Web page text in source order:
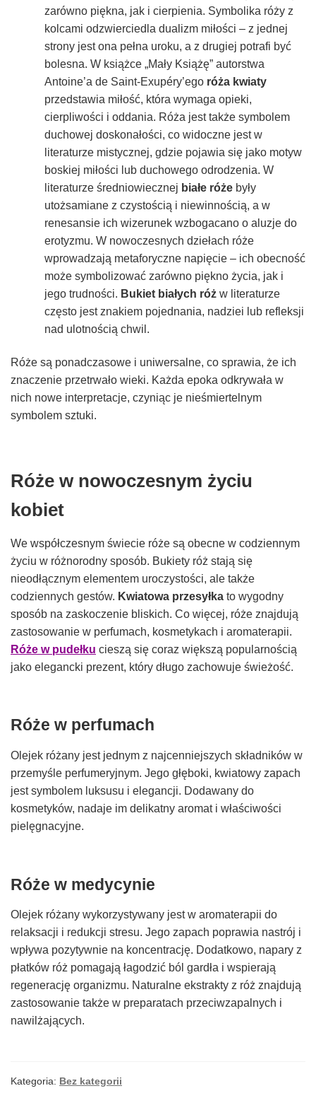
zarówno piękna, jak i cierpienia. Symbolika róży z
kolcami odzwierciedla dualizm miłości – z jednej
strony jest ona pełna uroku, a z drugiej potrafi być
bolesna. W książce „Mały Książę” autorstwa
Antoine’a de Saint-Exupéry’ego róża kwiaty
przedstawia miłość, która wymaga opieki,
cierpliwości i oddania. Róża jest także symbolem
duchowej doskonałości, co widoczne jest w
literaturze mistycznej, gdzie pojawia się jako motyw
boskiej miłości lub duchowego odrodzenia. W
literaturze średniowiecznej białe róże były
utożsamiane z czystością i niewinnością, a w
renesansie ich wizerunek wzbogacano o aluzje do
erotyzmu. W nowoczesnych dziełach róże
wprowadzają metaforyczne napięcie – ich obecność
może symbolizować zarówno piękno życia, jak i
jego trudności. Bukiet białych róż w literaturze
często jest znakiem pojednania, nadziei lub refleksji
nad ulotnością chwil.
Róże są ponadczasowe i uniwersalne, co sprawia, że ich
znaczenie przetrwało wieki. Każda epoka odkrywała w
nich nowe interpretacje, czyniąc je nieśmiertelnym
symbolem sztuki.
Róże w nowoczesnym życiu
kobiet
We współczesnym świecie róże są obecne w codziennym
życiu w różnorodny sposób. Bukiety róż stają się
nieodłącznym elementem uroczystości, ale także
codziennych gestów. Kwiatowa przesyłka to wygodny
sposób na zaskoczenie bliskich. Co więcej, róże znajdują
zastosowanie w perfumach, kosmetykach i aromaterapii.
Róże w pudełku cieszą się coraz większą popularnością
jako elegancki prezent, który długo zachowuje świeżość.
Róże w perfumach
Olejek różany jest jednym z najcenniejszych składników w
przemyśle perfumeryjnym. Jego głęboki, kwiatowy zapach
jest symbolem luksusu i elegancji. Dodawany do
kosmetyków, nadaje im delikatny aromat i właściwości
pielęgnacyjne.
Róże w medycynie
Olejek różany wykorzystywany jest w aromaterapii do
relaksacji i redukcji stresu. Jego zapach poprawia nastrój i
wpływa pozytywnie na koncentrację. Dodatkowo, napary z
płatków róż pomagają łagodzić ból gardła i wspierają
regenerację organizmu. Naturalne ekstrakty z róż znajdują
zastosowanie także w preparatach przeciwzapalnych i
nawilżających.
Kategoria: Bez kategorii